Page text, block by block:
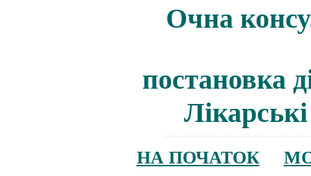
Очна
постановка
НА ПОЧАТОК